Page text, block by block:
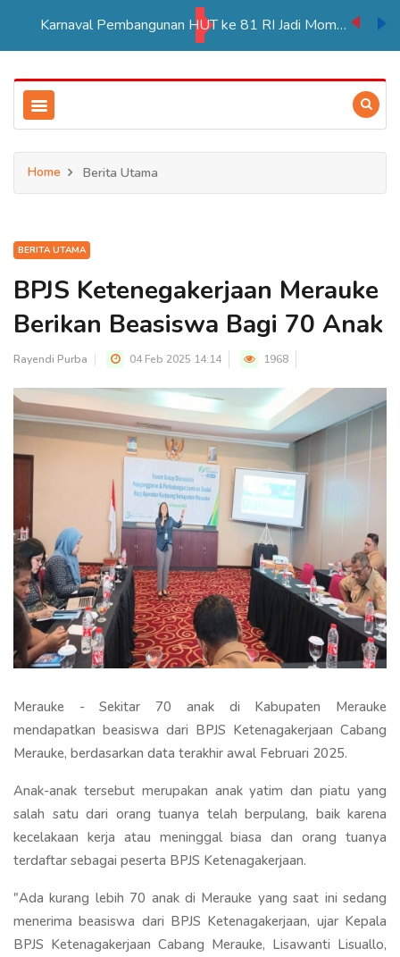
Karnaval Pembangunan HUT ke 81 RI Jadi Momentum Perkuat Persatuan di Merauke
Home Berita Utama
BERITA UTAMA
BPJS Ketenegakerjaan Merauke
Berikan Beasiswa Bagi 70 Anak
Rayendi Purba 04 Feb 2025 14:14 1968
Merauke - Sekitar 70 anak di Kabupaten Merauke
mendapatkan beasiswa dari BPJS Ketenagakerjaan Cabang
Merauke, berdasarkan data terakhir awal Februari 2025.
Anak-anak tersebut merupakan anak yatim dan piatu yang
salah satu dari orang tuanya telah berpulang, baik karena
kecelakaan kerja atau meninggal biasa dan orang tuanya
terdaftar sebagai peserta BPJS Ketenagakerjaan.
"Ada kurang lebih 70 anak di Merauke yang saat ini sedang
menerima beasiswa dari BPJS Ketenagakerjaan, ujar Kepala
BPJS Ketenagakerjaan Cabang Merauke, Lisawanti Lisuallo,